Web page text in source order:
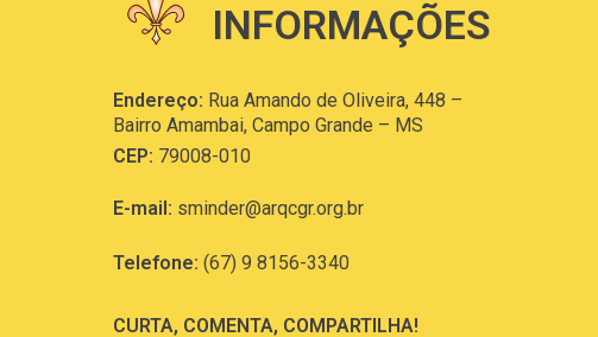
INFORMAÇÕES
Endereço: Rua Amando de Oliveira, 448 –
Bairro Amambai, Campo Grande – MS
CEP: 79008-010
E-mail: sminder@arqcgr.org.br
Telefone: (67) 9 8156-3340
CURTA, COMENTA, COMPARTILHA!